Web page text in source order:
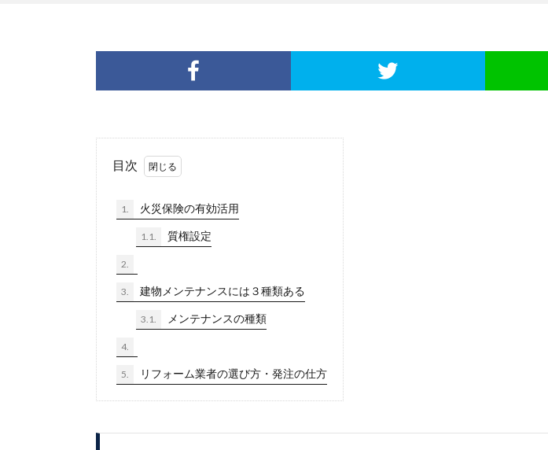
目次
1. 火災保険の有効活用
1.1. 質権設定
2.
3. 建物メンテナンスには３種類ある
3.1. メンテナンスの種類
4.
5. リフォーム業者の選び方・発注の仕方